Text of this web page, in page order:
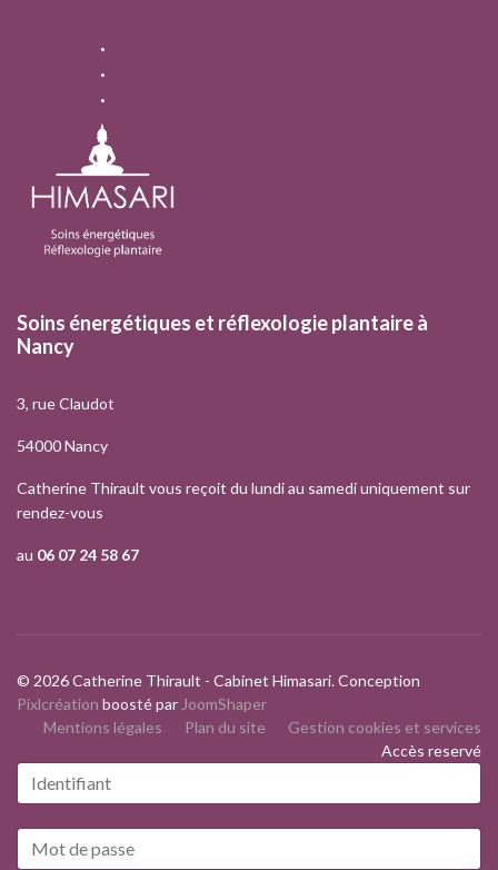
Soins énergétiques et réflexologie plantaire à
Nancy
3, rue Claudot
54000 Nancy
Catherine Thirault vous reçoit du lundi au samedi uniquement sur
rendez-vous
au 06 07 24 58 67
© 2026 Catherine Thirault - Cabinet Himasari. Conception
Pixlcréation boosté parJoomShaper
Mentions légales
Plan du site
Gestion cookies et services
Accès reservé